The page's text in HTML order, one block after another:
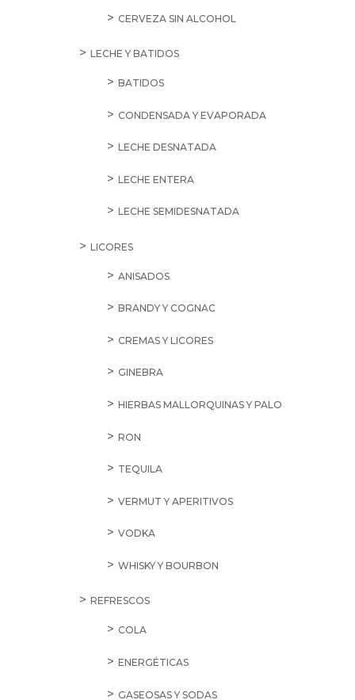
CERVEZA SIN ALCOHOL
LECHE Y BATIDOS
BATIDOS
CONDENSADA Y EVAPORADA
LECHE DESNATADA
LECHE ENTERA
LECHE SEMIDESNATADA
LICORES
ANISADOS
BRANDY Y COGNAC
CREMAS Y LICORES
GINEBRA
HIERBAS MALLORQUINAS Y PALO
RON
TEQUILA
VERMUT Y APERITIVOS
VODKA
WHISKY Y BOURBON
REFRESCOS
COLA
ENERGÉTICAS
GASEOSAS Y SODAS